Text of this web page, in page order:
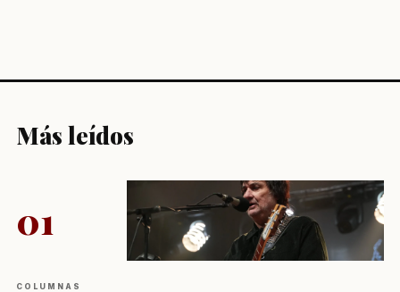
Más leídos
01
COLUMNAS